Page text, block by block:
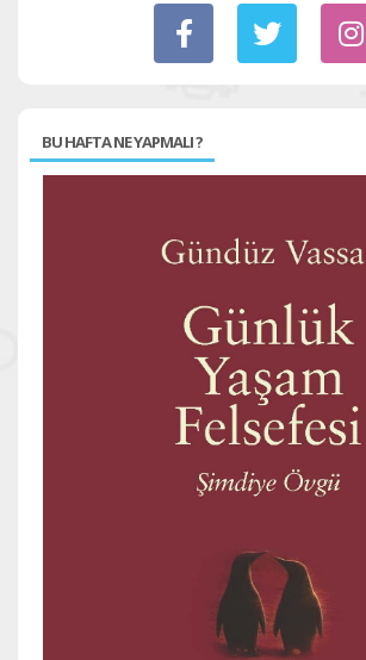
BU HAFTA NE YAPMALI ?